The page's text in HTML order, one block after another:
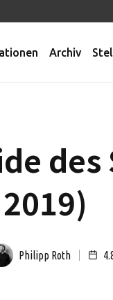
Archiv
Philipp Roth